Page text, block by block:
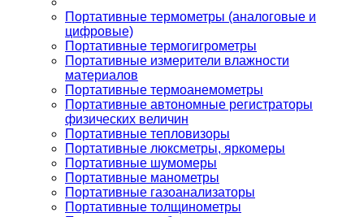
Портативные термометры (аналоговые и
цифровые)
Портативные термогигрометры
Портативные измерители влажности
материалов
Портативные термоанемометры
Портативные автономные регистраторы
физических величин
Портативные тепловизоры
Портативные люксметры, яркомеры
Портативные шумомеры
Портативные манометры
Портативные газоанализаторы
Портативные толщинометры